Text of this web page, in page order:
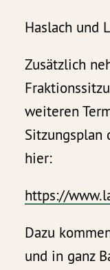
Haslach und
Zusätzlich
weiteren
Sitzungsplan
hier:
https://
Dazu
und in ganz